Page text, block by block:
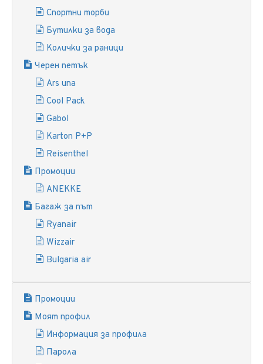
Спортни торби
Бутилки за вода
Колички за раници
Черен петък
Ars una
Cool Pack
Gabol
Karton P+P
Reisenthel
Промоции
ANEKKE
Багаж за път
Ryanair
Wizzair
Bulgaria air
Промоции
Моят профил
Информация за профила
Парола